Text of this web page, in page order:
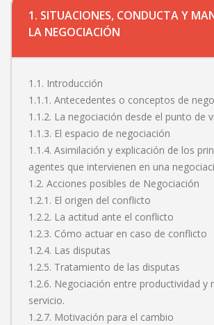
1. SITUACIONES, CONDUCTA Y
LA NEGOCIACIÓN
1.1. Introducción
1.1.1. Antecedentes o conceptos de
1.1.2. La negociación desde el punto de
1.1.3. El espacio de negociación
1.1.4. Asimilación y explicación de los
agentes que intervienen en una
1.2. Acciones posibles de Negociación
1.2.1. El origen del conflicto
1.2.2. La actitud ante el conflicto
1.2.3. Cómo actuar en caso de conflicto
1.2.4. Las disputas
1.2.5. Tratamiento de las disputas
1.2.6. Negociación entre productividad y
servicio.
1.2.7. Motivación para el cambio